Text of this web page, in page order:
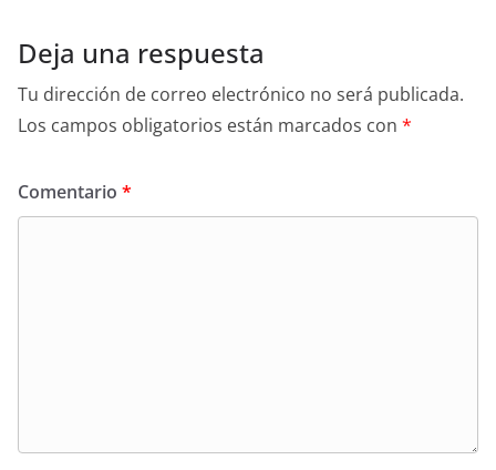
Deja una respuesta
Tu dirección de correo electrónico no será publicada.
Los campos obligatorios están marcados con *
Comentario *